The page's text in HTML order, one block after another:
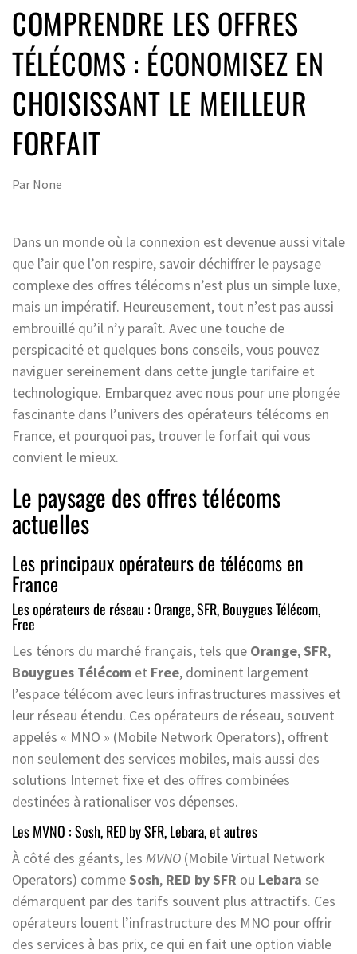
COMPRENDRE LES OFFRES
TÉLÉCOMS : ÉCONOMISEZ EN
CHOISISSANT LE MEILLEUR
FORFAIT
Par None
Dans un monde où la connexion est devenue aussi vitale
que l’air que l’on respire, savoir déchiffrer le paysage
complexe des offres télécoms n’est plus un simple luxe,
mais un impératif. Heureusement, tout n’est pas aussi
embrouillé qu’il n’y paraît. Avec une touche de
perspicacité et quelques bons conseils, vous pouvez
naviguer sereinement dans cette jungle tarifaire et
technologique. Embarquez avec nous pour une plongée
fascinante dans l’univers des opérateurs télécoms en
France, et pourquoi pas, trouver le forfait qui vous
convient le mieux.
Le paysage des offres télécoms
actuelles
Les principaux opérateurs de télécoms en
France
Les opérateurs de réseau : Orange, SFR, Bouygues Télécom,
Free
Les ténors du marché français, tels que Orange,SFR,
Bouygues Télécom et Free, dominent largement
l’espace télécom avec leurs infrastructures massives et
leur réseau étendu. Ces opérateurs de réseau, souvent
appelés « MNO » (Mobile Network Operators), offrent
non seulement des services mobiles, mais aussi des
solutions Internet fixe et des offres combinées
destinées à rationaliser vos dépenses.
Les MVNO : Sosh, RED by SFR, Lebara, et autres
À côté des géants, les MVNO (Mobile Virtual Network
Operators) commeSosh, RED by SFR ou Lebara se
démarquent par des tarifs souvent plus attractifs. Ces
opérateurs louent l’infrastructure des MNO pour offrir
des services à bas prix, ce qui en fait une option viable